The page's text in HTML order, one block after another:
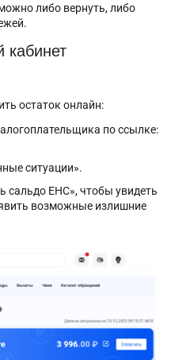
либо вернуть, либо
кабинет
остаток онлайн:
по ссылке:
ситуации».
сальдо ЕНС», чтобы увидеть
возможные излишние